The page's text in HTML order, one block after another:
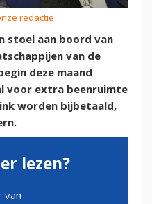
redactie
stoel aan boord van
van de
deze maand
voor extra beenruimte
worden bijbetaald,
lezen?
van